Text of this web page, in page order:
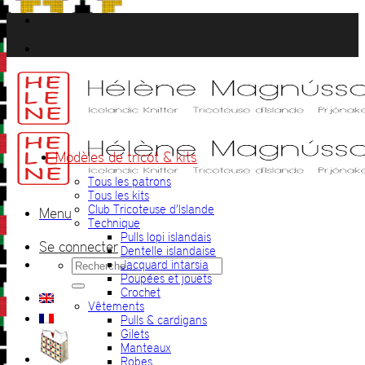
Passer
au
contenu
Menu
Se connecter
Recherche
pour :
Modèles de tricot & kits
Tous les patrons
Tous les kits
Club Tricoteuse d’Islande
Technique
Pulls lopi islandais
Dentelle islandaise
Jacquard intarsia
Poupées et jouets
Crochet
Vêtements
Pulls & cardigans
Gilets
Manteaux
Robes